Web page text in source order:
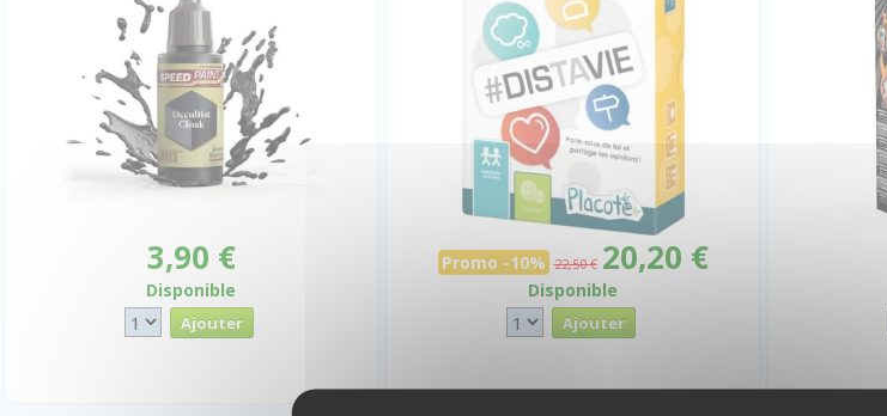
3,90 €
Disponible
Promo -10% 22,50 € 20,20 €
Disponible